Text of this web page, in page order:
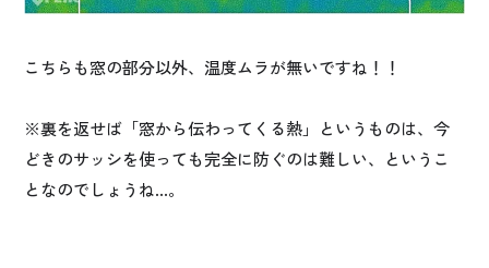
こちらも窓の部分以外、温度ムラが無いですね！！
※裏を返せば「窓から伝わってくる熱」というものは、今
どきのサッシを使っても完全に防ぐのは難しい、というこ
となのでしょうね…。